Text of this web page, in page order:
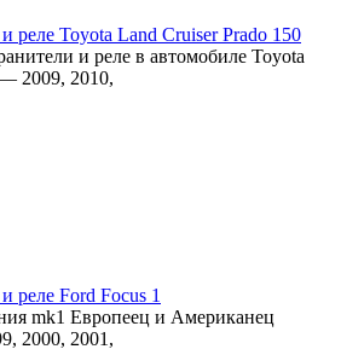
реле Toyota Land Cruiser Prado 150
и реле в автомобиле Toyota
2009, 2010,
реле Ford Focus 1
mk1 Европеец и Американец
2000, 2001,